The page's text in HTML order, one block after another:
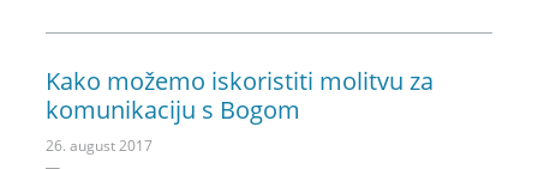
Kako možemo iskoristiti molitvu za
komunikaciju s Bogom
26. august 2017